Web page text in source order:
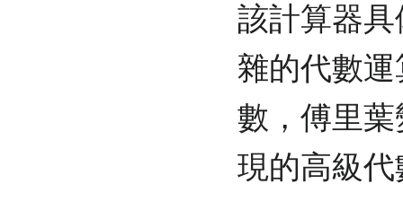
該計算器具
雜的代數
數，傅里
現的高級